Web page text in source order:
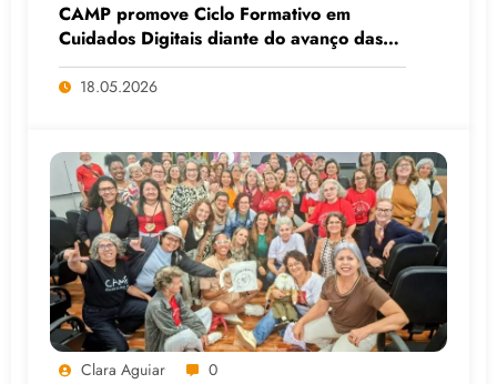
CAMP promove Ciclo Formativo em
Cuidados Digitais diante do avanço das
Big Techs e da IA
18.05.2026
Clara Aguiar 0